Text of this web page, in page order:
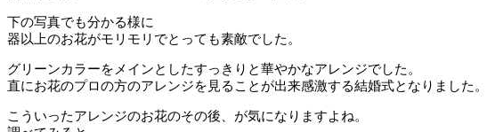
下の写真でも分かる様に
器以上のお花がモリモリでとっても素敵でした。
グリーンカラーをメインとしたすっきりと華やかなアレンジでした。
直にお花のプロの方のアレンジを見ることが出来感激する結婚式となりました。
こういったアレンジのお花のその後、が気になりますよね。